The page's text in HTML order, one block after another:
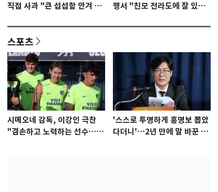
직접 사과 "큰 섭섭함 안겨 미
행서 "친모 전라도에 잘 있
스포츠
시메오네 감독, 이강인 극찬
"겸손하고 노력하는 선수…좋
'스스로 투명하게 홍명보 뽑았
다더니'…2년 만에 말 바꾼 이